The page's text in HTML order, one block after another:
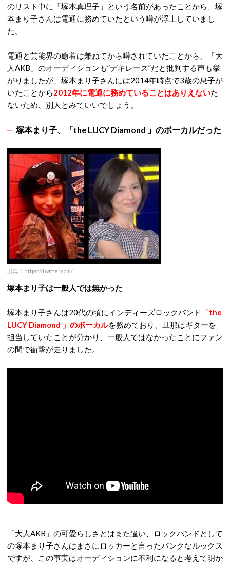
のリスト中に「塚本真理子」という名前があったことから、塚
本まり子さんは電通に務めていたという噂が浮上していまし
た。
電通と芸能界の癒着は兼ねてから噂されていたことから、「大
人AKB」のオーディションも”デキレース”だと批判する声も挙
がりましたが、塚本まり子さんには2014年時点で3歳の息子が
いたことから2012年に電通に務めていることはありえないた
ないため、別人とみていいでしょう。
塚本まり子、「the LUCY Diamond 」のボーカルだった
出典： https://twitter.com/
塚本まり子は一般人では無かった
塚本まり子さんは20代の頃にインディーズロックバンド
「the
LUCY Diamond 」のボーカルを務めており、旦那はギターを
担当していたことが分かり、一般人ではなかったことにファン
の間で衝撃が走りました。
「大人AKB」の可愛らしさとはまた違い、ロックバンドとして
の塚本まり子さんはまさにロッカーと言ったパンクなルックス
ですが、この事実はオーディションに不利になると考えて明か